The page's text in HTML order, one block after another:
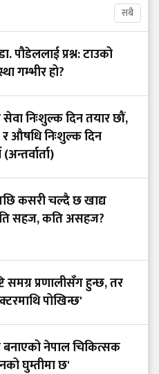
सबै
पौडेललाई प्रश्न: टाउको
गम्भीर हो?
निःशुल्क दिन तयार छौं,
र औषधि निःशुल्क दिन
कसरी चल्दै छ खाद्य
सहज, कति असहज?
समग्र प्रणालीसँग हुन्छ, तर
पोखिन्छ'
नेपाल चिकित्सक
घुम्तीमा छ'